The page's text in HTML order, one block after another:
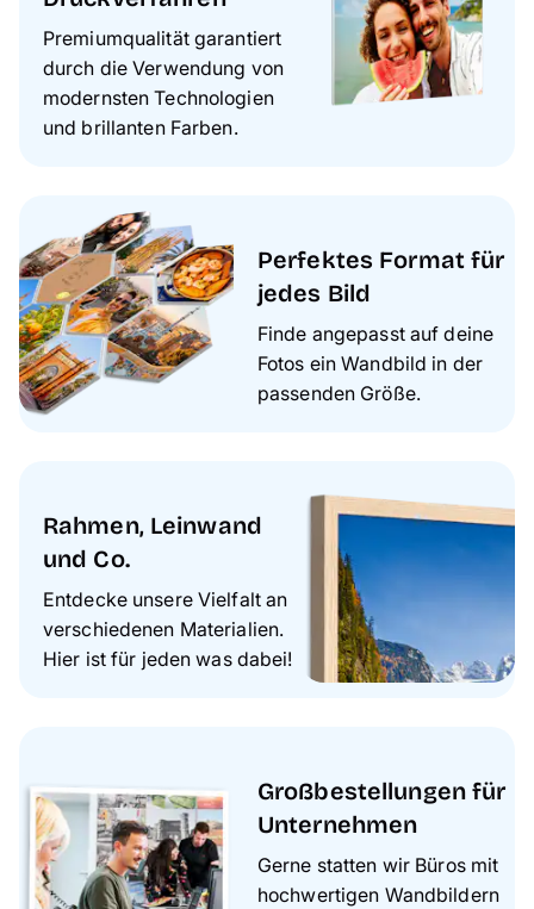
Premiumqualität garantiert
durch die Verwendung von
modernsten Technologien
und brillanten Farben.
Perfektes Format für
jedes Bild
Finde angepasst auf deine
Fotos ein Wandbild in der
passenden Größe.
Rahmen, Leinwand
und Co.
Entdecke unsere Vielfalt an
verschiedenen Materialien.
Hier ist für jeden was dabei!
Großbestellungen für
Unternehmen
Gerne statten wir Büros mit
hochwertigen Wandbildern